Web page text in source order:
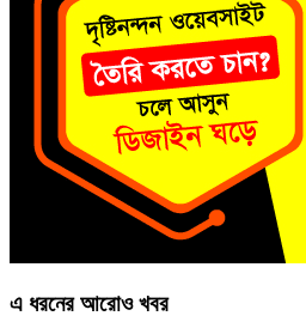
এ ধরনের আরোও খবর